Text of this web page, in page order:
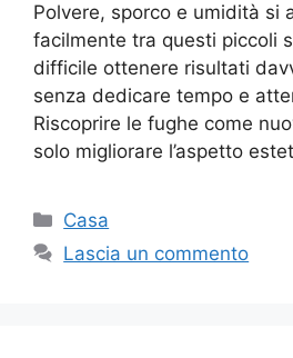
Polvere, sporco e umidità si
facilmente tra questi piccoli
difficile ottenere risultati
senza dedicare tempo e
Riscoprire le fughe come
solo migliorare l’aspetto
Categorie
Casa
Lascia un commento